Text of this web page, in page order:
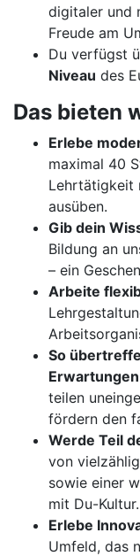
digitaler und
Freude am
Du verfügst
Niveau des
Das bieten
Erlebe
maximal 40
Lehrtätigkeit
ausüben.
Gib dein
Bildung an
– ein
Arbeite
So
teilen
fördern den
Werde Teil
von
sowie einer
mit Du-Kultur.
Erlebe
Umfeld, das